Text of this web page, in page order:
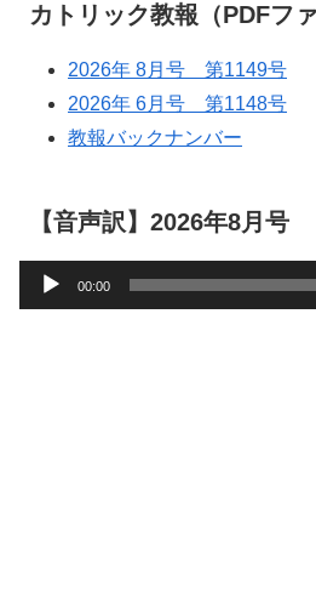
カトリック教報（PDFファ
2026年 8月号 第1149号
2026年 6月号 第1148号
教報バックナンバー
【音声訳】2026年8月号
声
00:00